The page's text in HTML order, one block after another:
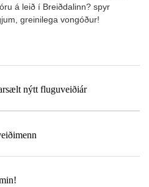
á leið í Breiðdalinn? spyr
greinilega vongóður!
nýtt fluguveiðiár